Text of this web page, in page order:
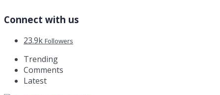
Connect with us
23.9k Followers
Trending
Comments
Latest